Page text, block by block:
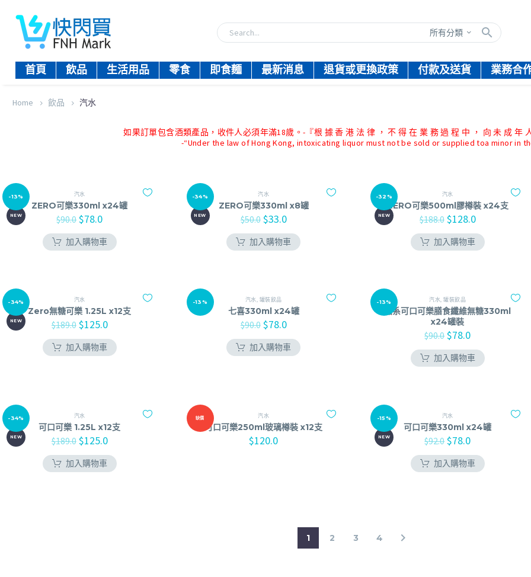
所有分類
首頁 飲品 生活用品 零食 即食麵 最新消息 退貨或更換政策 付款及送貨 業務合
Home 飲品 汽水
如果訂單包含酒類產品，收件人必須年滿18歲。-『根 據 香 港 法 律 ， 不 得 在 業 務 過 程 中 ， 向 未 成 年
-“Under the law of Hong Kong, intoxicating liquor must not be sold or supplied toa minor in
-13%
NEW
汽水
ZERO可樂330ml x24罐
$90.0 $78.0
加入購物車
-34%
NEW
汽水
ZERO可樂330ml x8罐
$50.0 $33.0
加入購物車
-32%
NEW
汽水
ZERO可樂500ml膠樽裝 x24支
$188.0 $128.0
加入購物車
-34%
NEW
汽水
Zero無糖可樂 1.25L x12支
$189.0 $125.0
加入購物車
-13% 汽水 罐裝飲品
七喜330ml x24罐
$90.0 $78.0
加入購物車
-13% 汽水 ,罐裝飲品
加系可口可樂膳食纖維無糖330ml
x24罐裝
$90.0 $78.0
加入購物車
-34%
NEW
汽水
可口可樂 1.25L x12支
$189.0 $125.0
加入購物車
缺價 汽水
可口可樂250ml玻璃樽裝 x12支
$120.0
-15%
NEW
汽水
可口可樂330ml x24罐
$92.0 $78.0
加入購物車
1 2 3 4